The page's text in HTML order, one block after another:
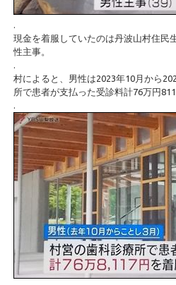
現金を着服していたのは丹波山村住民
性主事。
村によると、男性は2023年10月から
所で患者が支払った受診料計76万円